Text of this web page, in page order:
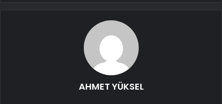
AHMET YÜKSEL